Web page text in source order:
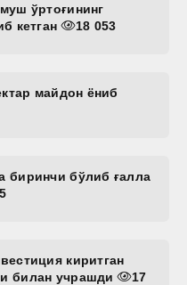
ўртоғининг
кетган
18 053
майдон ёниб
биринчи бўлиб ғалла
киритган
билан учрашди
17